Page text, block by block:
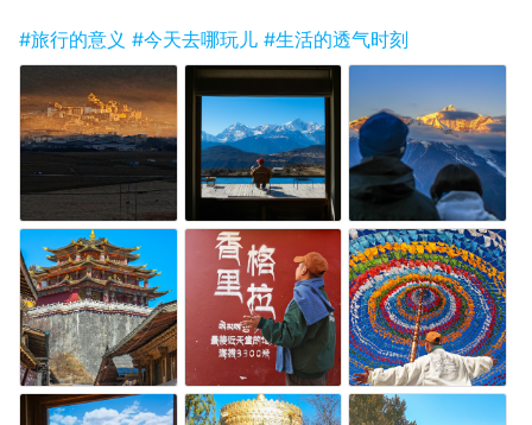
#旅行的意义 #今天去哪玩儿 #生活的透气时刻